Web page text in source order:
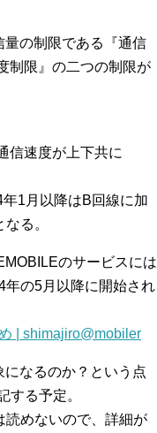
の制限である『通信
制限』の二つの制限が
信速度が上下共に
1月以降はB回線に加
る。
のサービスには
年の5月以降に開始され
| shimajiro@mobiler
なるのか？という点
する予定。
めないので、詳細が